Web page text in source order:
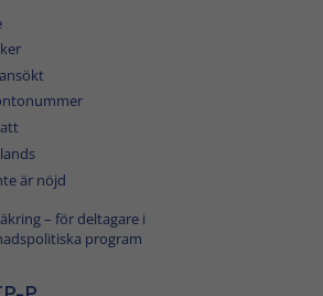
är nöjd
– för deltagare i
program